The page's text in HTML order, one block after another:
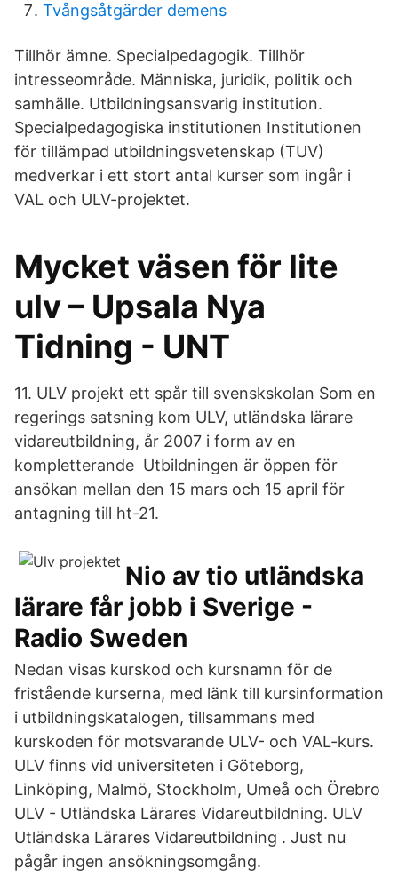
Tvångsåtgärder demens
Tillhör ämne. Specialpedagogik. Tillhör
intresseområde. Människa, juridik, politik och
samhälle. Utbildningsansvarig institution.
Specialpedagogiska institutionen Institutionen
för tillämpad utbildningsvetenskap (TUV)
medverkar i ett stort antal kurser som ingår i
VAL och ULV-projektet.
Mycket väsen för lite
ulv – Upsala Nya
Tidning - UNT
11. ULV projekt ett spår till svenskskolan Som en
regerings satsning kom ULV, utländska lärare
vidareutbildning, år 2007 i form av en
kompletterande Utbildningen är öppen för
ansökan mellan den 15 mars och 15 april för
antagning till ht-21.
Nio av tio utländska
lärare får jobb i Sverige -
Radio Sweden
Nedan visas kurskod och kursnamn för de
fristående kurserna, med länk till kursinformation
i utbildningskatalogen, tillsammans med
kurskoden för motsvarande ULV- och VAL-kurs.
ULV finns vid universiteten i Göteborg,
Linköping, Malmö, Stockholm, Umeå och Örebro
ULV - Utländska Lärares Vidareutbildning. ULV
Utländska Lärares Vidareutbildning . Just nu
pågår ingen ansökningsomgång.